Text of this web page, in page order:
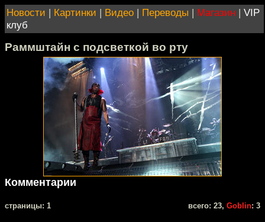
Новости | Картинки | Видео | Переводы | Магазин | VIP
клуб
Раммштайн с подсветкой во рту
Комментарии
cтраницы: 1 всего: 23, Goblin: 3